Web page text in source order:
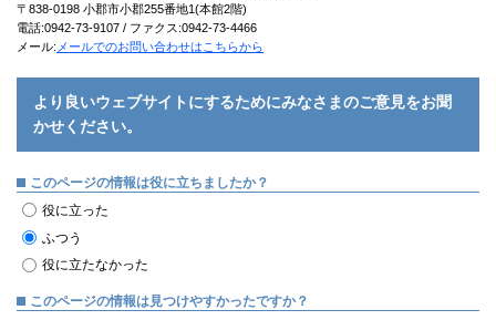
〒838-0198 小郡市小郡255番地1(本館2階)
電話:0942-73-9107 / ファクス:0942-73-4466
メール: メールでのお問い合わせはこちらから
より良いウェブサイトにするためにみなさまのご意見をお聞
かせください。
このページの情報は役に立ちましたか？
役に立った
ふつう
役に立たなかった
このページの情報は見つけやすかったですか？